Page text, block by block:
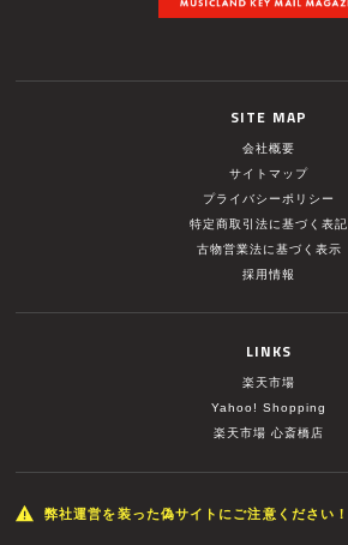
SITE MAP
会社概要
サイトマップ
プライバシーポリシー
特定商取引法に基づく表記
古物営業法に基づく表示
採用情報
LINKS
楽天市場
Yahoo! Shopping
楽天市場 心斎橋店
弊社運営を装った偽サイトにご注意ください！